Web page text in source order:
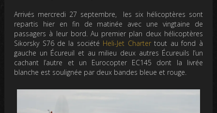
Arrivés mercredi 27 septembre, les six hélicoptères sont
repartis hier en fin de matinée avec une vingtaine de
passagers à leur bord. Au premier plan deux hélicoptères
Sikorsky S76 de la société Heli-Jet Chartertout au fond à
gauche un Écureuil et au milieu deux autres Écureuils l’un
cachant l’autre et un Eurocopter EC145 dont la livrée
blanche est soulignée par deux bandes bleue et rouge.